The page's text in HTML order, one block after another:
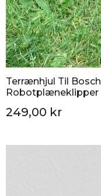
Terrænhjul Til
Robotplæneklipper
249,00 kr